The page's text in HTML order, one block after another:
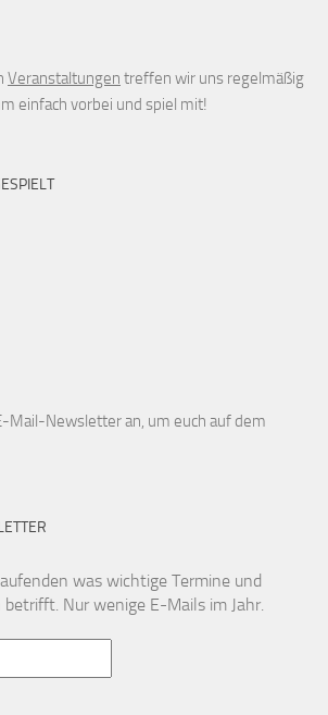
Veranstaltungen treffen wir uns regelmäßig
einfach vorbei und spiel mit!
Mail-Newsletter an, um euch auf dem
was wichtige Termine und
Nur wenige E-Mails im Jahr.